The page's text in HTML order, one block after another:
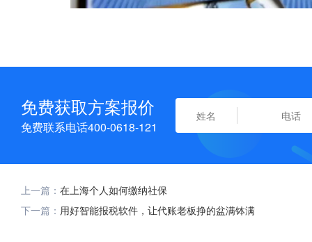
免费获取方案报价
免费联系电话400-0618-121
上一篇： 在上海个人如何缴纳社保
下一篇： 用好智能报税软件，让代账老板挣的盆满钵满